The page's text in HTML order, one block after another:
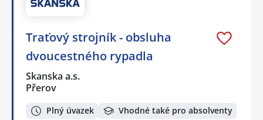
Traťový strojník - obsluha
dvoucestného rypadla
Skanska a.s.
Přerov
Plný úvazek Vhodné také pro absolventy